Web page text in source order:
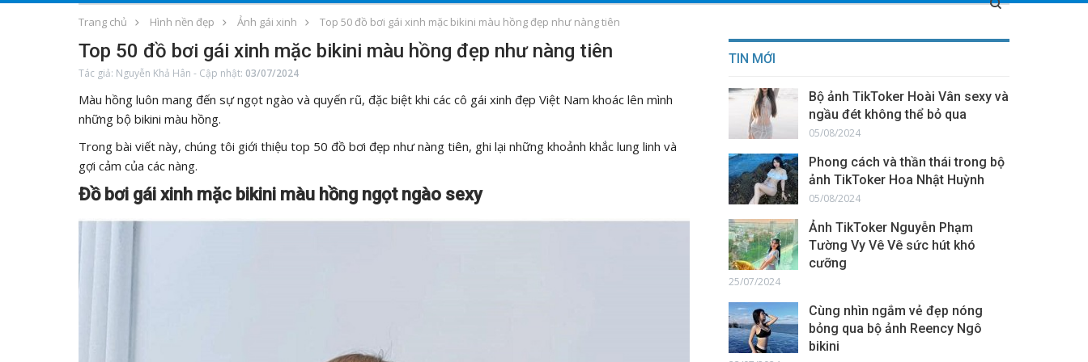
Trang chủ Hình nền đẹp Ảnh gái xinh Top 50 đồ bơi gái xinh mặc bikini màu hồng đẹp như nàng tiên
Top 50 đồ bơi gái xinh mặc bikini màu hồng đẹp như nàng tiên
Tác giả: Nguyễn Khả Hân - Cập nhật: 03/07/2024
Màu hồng luôn mang đến sự ngọt ngào và quyến rũ, đặc biệt khi các cô gái xinh đẹp Việt Nam khoác lên mình
những bộ bikini màu hồng.
Trong bài viết này, chúng tôi giới thiệu top 50 đồ bơi đẹp như nàng tiên, ghi lại những khoảnh khắc lung linh và
gợi cảm của các nàng.
Đồ bơi gái xinh mặc bikini màu hồng ngọt ngào sexy
TIN MỚI
Bộ ảnh TikToker Hoài Vân sexy và
ngầu đét không thể bỏ qua
05/08/2024
Phong cách và thần thái trong bộ
ảnh TikToker Hoa Nhật Huỳnh
05/08/2024
Ảnh TikToker Nguyễn Phạm
Tường Vy Vê Vê sức hút khó
cưỡng
25/07/2024
Cùng nhìn ngắm vẻ đẹp nóng
bỏng qua bộ ảnh Reency Ngô
bikini